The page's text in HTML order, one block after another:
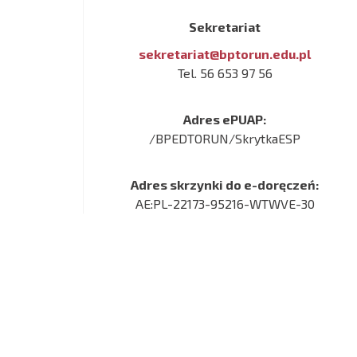
Sekretariat
sekretariat@bptorun.edu.pl
Tel. 56 653 97 56
Adres ePUAP:
/BPEDTORUN/SkrytkaESP
Adres skrzynki do e-doręczeń:
AE:PL-22173-95216-WTWVE-30